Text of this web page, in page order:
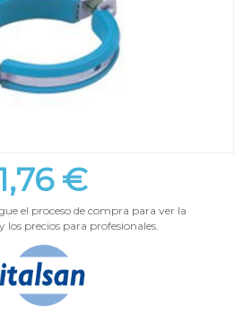
€
el proceso de compra para ver la
los precios para profesionales.